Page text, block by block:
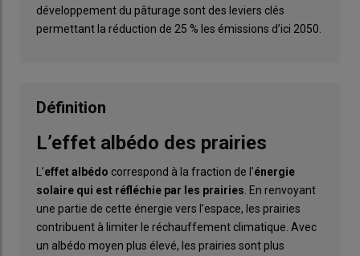
développement du pâturage sont des leviers clés
permettant la réduction de 25 % les émissions d’ici 2050.
Définition
L’effet albédo des prairies
L’effetalbédo correspond à la fraction de l’énergie
solaire qui est réfléchie par les prairies . En renvoyant
une partie de cette énergie vers l’espace, les prairies
contribuent à limiter le réchauffement climatique. Avec
un albédo moyen plus élevé, les prairies sont plus